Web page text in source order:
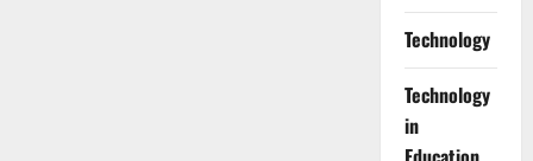
Technology
Technology
in